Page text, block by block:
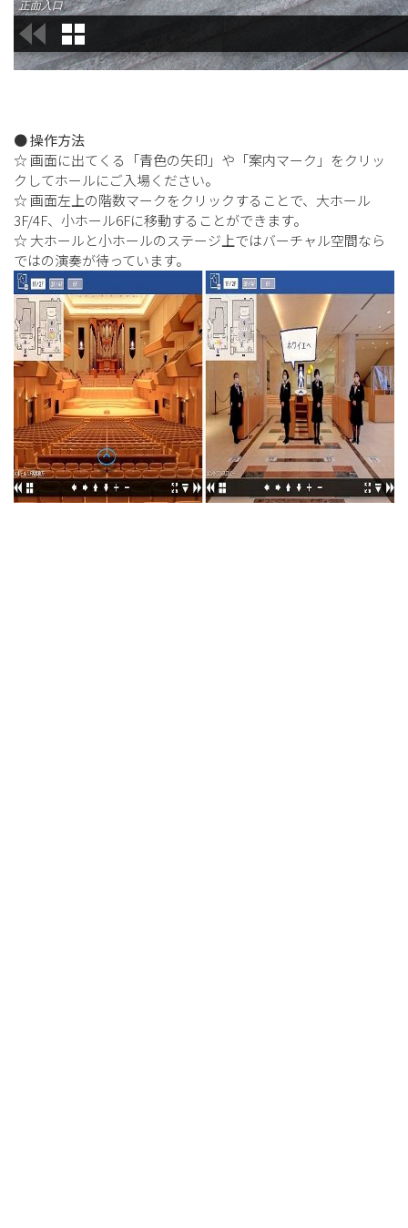
● 操作方法
☆ 画面に出てくる「青色の矢印」や「案内マーク」をクリッ
クしてホールにご入場ください。
☆ 画面左上の階数マークをクリックすることで、大ホール
3F/4F、小ホール6Fに移動することができます。
☆ 大ホールと小ホールのステージ上ではバーチャル空間なら
ではの演奏が待っています。